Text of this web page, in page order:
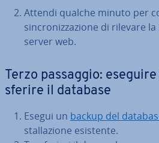
Attendi qualche minuto per
sin­cro­niz­za­zio­ne di rilevare
server web.
Terzo passaggio:
sfe­ri­re il database
Esegui un backup del
stal­la­zio­ne esistente.